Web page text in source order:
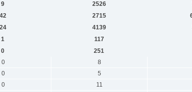
9 2526
42 2715
24 4139
1 117
0 251
0 8
0 5
0 11